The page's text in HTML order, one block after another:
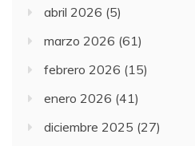
abril 2026 (5)
marzo 2026 (61)
febrero 2026 (15)
enero 2026 (41)
diciembre 2025 (27)